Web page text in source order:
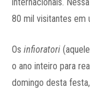
80 mil visitantes em
Os infioratori
o ano inteiro para
domingo desta